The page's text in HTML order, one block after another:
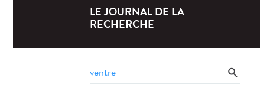
LE JOURNAL DE LA
RECHERCHE